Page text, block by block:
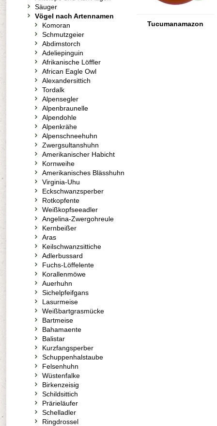
Tucumanamazon
Säuger
Vögel nach Artennamen
Komoran
Schmutzgeier
Abdimstorch
Adeliepinguin
Afrikanische Löffler
African Eagle Owl
Alexandersittich
Tordalk
Alpensegler
Alpenbraunelle
Alpendohle
Alpenkrähe
Alpenschneehuhn
Zwergsultanshuhn
Amerikanischer Habicht
Kornweihe
Amerikanisches Blässhuhn
Virginia-Uhu
Eckschwanzsperber
Rotkopfente
Weißkopfseeadler
Angelina-Zwergohreule
Kernbeißer
Aras
Keilschwanzsittiche
Adlerbussard
Fuchs-Löffelente
Korallenmöwe
Auerhuhn
Sichelpfeifgans
Lasurmeise
Weißbartgrasmücke
Bartmeise
Bahamaente
Balistar
Kurzfangsperber
Schuppenhalstaube
Felsenhuhn
Wüstenfalke
Birkenzeisig
Schildsittich
Prärieläufer
Schelladler
Ringdrossel